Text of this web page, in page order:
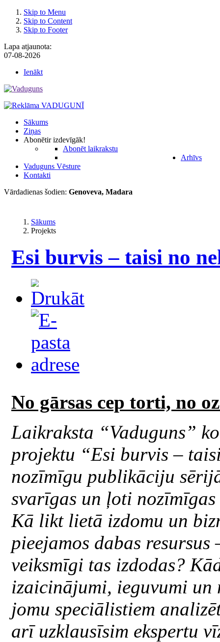
Skip to Menu
Skip to Content
Skip to Footer
Lapa atjaunota:
07-08-2026
Ienākt
Sākums
Ziņas
Abonētir izdevīgāk!
Abonēt laikrakstu
Arhīvs
Vaduguns Vēsture
Kontakti
Vārdadienas šodien: Genoveva, Madara
Sākums
Projekts
Esi burvis – taisi no
No gārsas cep torti, no
Laikraksta “Vaduguns”
projektu “Esi burvis –
nozīmīgu publikāciju
svarīgas un ļoti nozīmīgas
Kā likt lietā izdomu un
pieejamos dabas
veiksmīgi tas izdodas?
izaicinājumi, ieguvumi un
jomu speciālistiem
arī uzklausīsim ekspertu